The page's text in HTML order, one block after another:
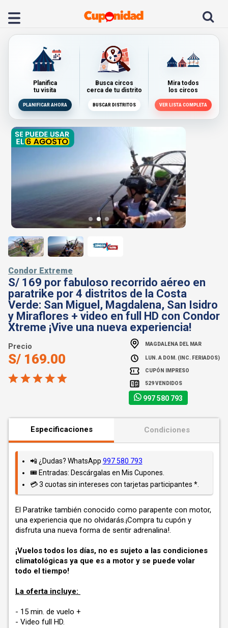
Planifica
tu visita
PLANIFICAR AHORA
Busca circos
cerca de tu distrito
BUSCAR DISTRITOS
Mira todos
los circos
VER LISTA COMPLETA
Condor Extreme
S/ 169 por fabuloso recorrido aéreo en
paratrike por 4 distritos de la Costa
Verde: San Miguel, Magdalena, San Isidro
y Miraflores + video en full HD con Condor
Xtreme ¡Vive una nueva experiencia!
Precio
S/ 169.00
MAGDALENA DEL MAR
LUN. A DOM. (INC. FERIADOS)
CUPÓN IMPRESO
529 VENDIDOS
997 580 793
Especificaciones Condiciones
📲 ¿Dudas? WhatsApp 997 580 793
🎟️ Entradas: Descárgalas en Mis Cupones.
💳 3 cuotas sin intereses con tarjetas participantes *.
El Paratrike también conocido como parapente con motor,
una experiencia que no olvidarás.¡Compra tu cupón y
disfruta una nueva forma de sentir adrenalina!.
¡Vuelos todos los días, no es sujeto a las condiciones
climatológicas ya que es a motor y se puede volar
todo el tiempo!
La oferta incluye:
- 15 min. de vuelo +
- Video full HD.